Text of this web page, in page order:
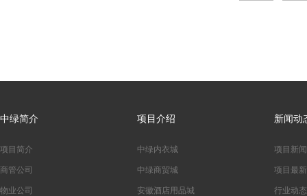
中绿简介
项目简介
商管公司
物业公司
项目介绍
中绿内衣城
中绿商贸城
安徽酒店用品城
新闻动
项目新闻
项目最
行业动态